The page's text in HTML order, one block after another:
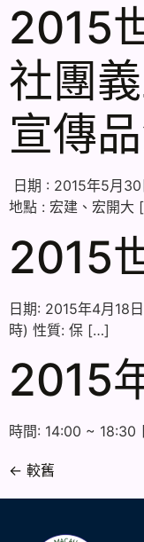
2015
社團
宣傳
日期 : 2015年5月
地點 : 宏建、宏開大
2015
日期: 2015年4月18
時) 性質: 保 […]
2015
時間: 14:00 ~
← 較舊